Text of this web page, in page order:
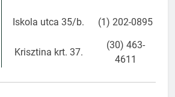
Iskola utca 35/b. (1) 202-0895
Krisztina krt. 37.
(30) 463-
4611